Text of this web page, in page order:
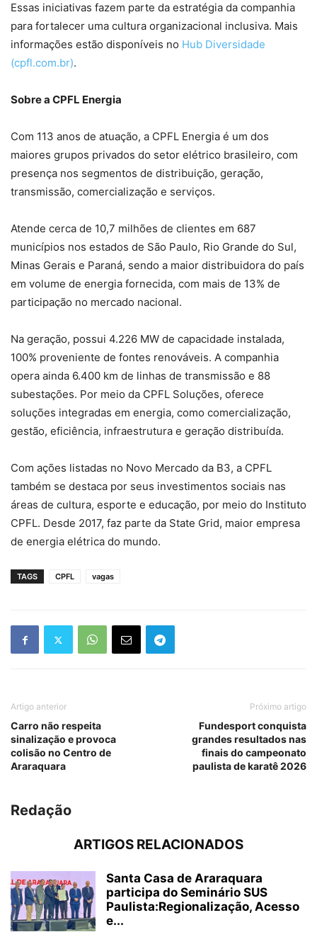
Essas iniciativas fazem parte da estratégia da companhia
para fortalecer uma cultura organizacional inclusiva. Mais
informações estão disponíveis no Hub Diversidade
(cpfl.com.br).
Sobre a CPFL Energia
Com 113 anos de atuação, a CPFL Energia é um dos
maiores grupos privados do setor elétrico brasileiro, com
presença nos segmentos de distribuição, geração,
transmissão, comercialização e serviços.
Atende cerca de 10,7 milhões de clientes em 687
municípios nos estados de São Paulo, Rio Grande do Sul,
Minas Gerais e Paraná, sendo a maior distribuidora do país
em volume de energia fornecida, com mais de 13% de
participação no mercado nacional.
Na geração, possui 4.226 MW de capacidade instalada,
100% proveniente de fontes renováveis. A companhia
opera ainda 6.400 km de linhas de transmissão e 88
subestações. Por meio da CPFL Soluções, oferece
soluções integradas em energia, como comercialização,
gestão, eficiência, infraestrutura e geração distribuída.
Com ações listadas no Novo Mercado da B3, a CPFL
também se destaca por seus investimentos sociais nas
áreas de cultura, esporte e educação, por meio do Instituto
CPFL. Desde 2017, faz parte da State Grid, maior empresa
de energia elétrica do mundo.
TAGS CPFL vagas
Artigo anterior
Carro não respeita
sinalização e provoca
colisão no Centro de
Araraquara
Próximo artigo
Fundesport conquista
grandes resultados nas
finais do campeonato
paulista de karatê 2026
Redação
ARTIGOS RELACIONADOS
Santa Casa de Araraquara
participa do Seminário SUS
Paulista:Regionalização, Acesso
e...